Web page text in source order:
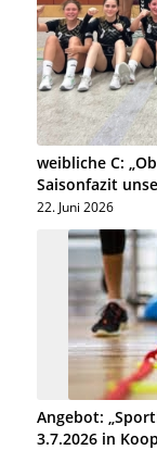
weibliche C:
Saisonfazit
22. Juni 2026
Angebot:
3.7.2026 in